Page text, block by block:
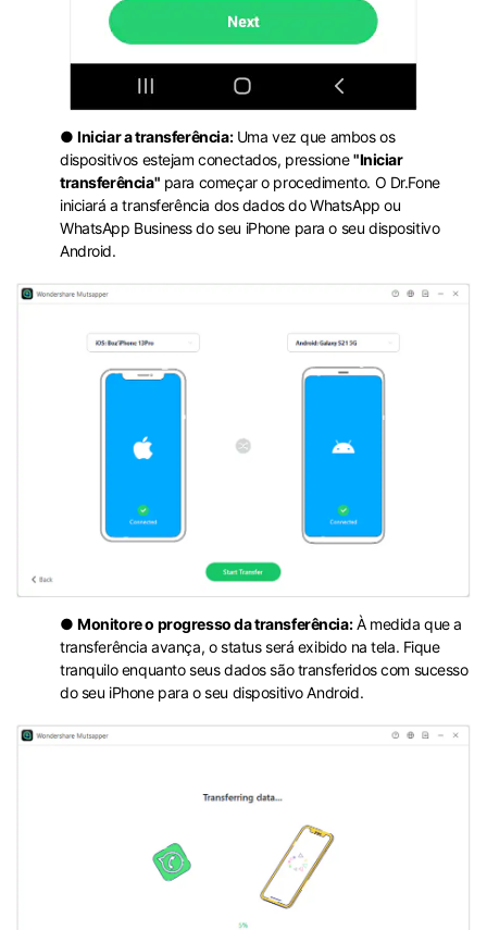
●Iniciar a transferência:Uma vez que ambos os
dispositivos estejam conectados, pressione"Iniciar
transferência" para começar o procedimento. O Dr.Fone
iniciará a transferência dos dados do WhatsApp ou
WhatsApp Business do seu iPhone para o seu dispositivo
Android.
●Monitore o progresso da transferência:À medida que a
transferência avança, o status será exibido na tela. Fique
tranquilo enquanto seus dados são transferidos com sucesso
do seu iPhone para o seu dispositivo Android.